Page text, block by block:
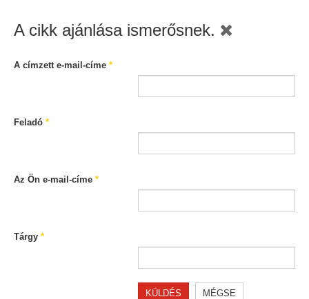
A cikk ajánlása ismerősnek.
A címzett e-mail-címe *
Feladó *
Az Ön e-mail-címe *
Tárgy *
KÜLDÉS MÉGSE